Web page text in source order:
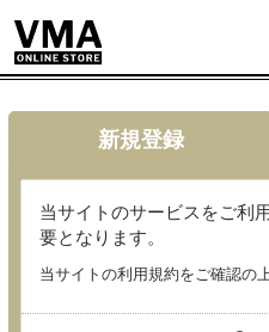
新規登録
当サイトのサービスをご利
要となります。
当サイトの利用規約をご確認の